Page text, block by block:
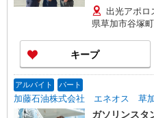
当】 全員に一
当金額：なし
金額：あり 《月収例》 月収270,000円（入社1
年） （基本給
売報奨金 月収
215,000円+各
出光アポ
県草加市谷塚
キープ
アルバイト パート
加藤石油株式会社 エネオス 草
ガソリンスタ